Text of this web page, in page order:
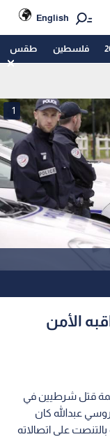
English
فلسطين طقس
1
الأمن
قتل شرطيين في
عبدالله كان
وقامت الشرطة بالتنصت على اتصالاته